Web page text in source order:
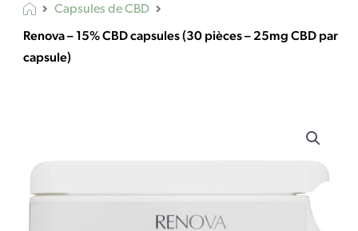
Capsules de CBD
Renova – 15% CBD capsules (30 pièces – 25mg CBD par
capsule)
Renova
15%